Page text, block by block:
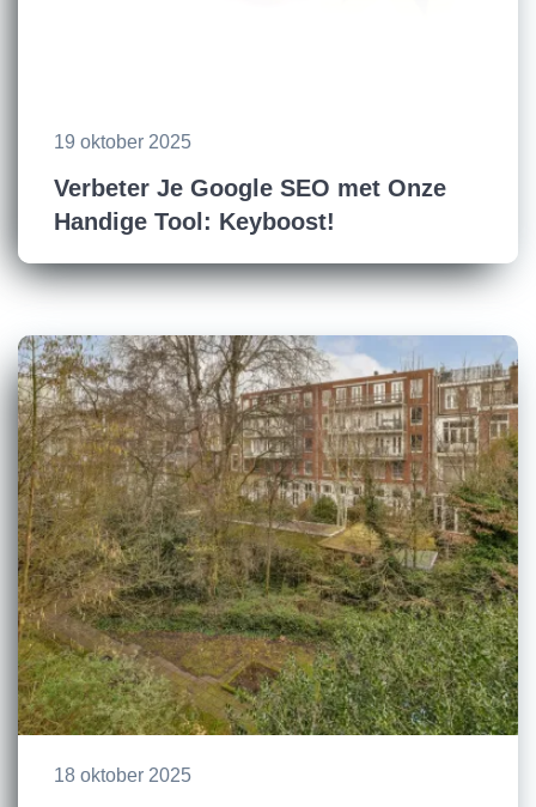
19 oktober 2025
Verbeter Je Google SEO met Onze
Handige Tool: Keyboost!
18 oktober 2025